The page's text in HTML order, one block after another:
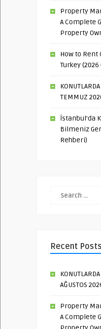
Property
A Complete
Property
How to Rent
Turkey (2026
TEMMUZ
İstanbul’da
Bilmeniz
Rehberi)
Recent Posts
AĞUSTOS
Property
A Complete